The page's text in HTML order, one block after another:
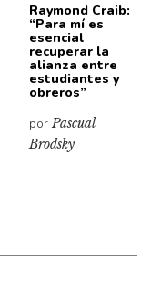
Raymond Craib:
“Para mí es
esencial
recuperar la
alianza entre
estudiantes y
obreros”
porPascual
Brodsky